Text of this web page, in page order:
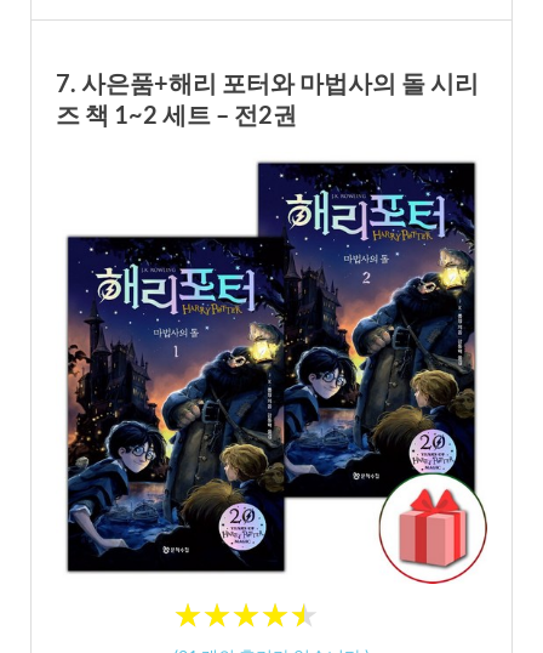
7. 사은품+해리 포터와 마법사의 돌 시리
즈 책 1~2 세트 – 전2권
★★★★★
★★★★★